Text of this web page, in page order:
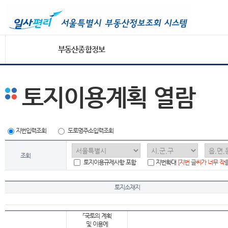
부동산종합정보
토지이용계획 열람
지번입력조회 도로명주소입력조회
조회
토지이용규제사항 포함
지번확대 [지번 글씨가 너무 작
토지소재지
「국토의 계획
및 이용에